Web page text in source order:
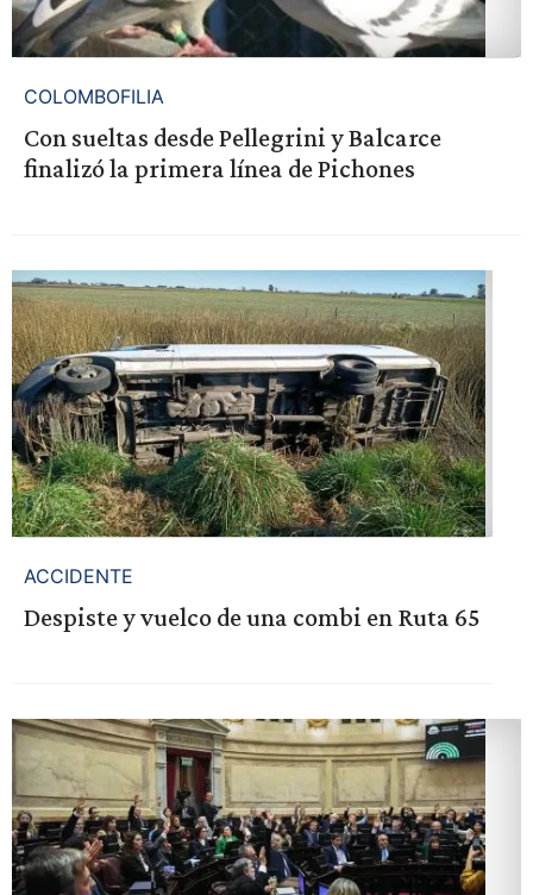
COLOMBOFILIA
Con sueltas desde Pellegrini y Balcarce
finalizó la primera línea de Pichones
ACCIDENTE
Despiste y vuelco de una combi en Ruta 65